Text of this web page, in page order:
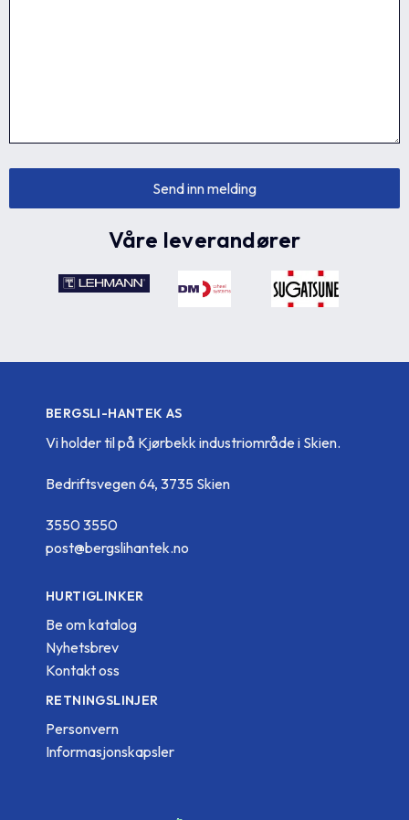
Våre leverandører
BERGSLI-HANTEK AS
Vi holder til på Kjørbekk industriområde i Skien.
Bedriftsvegen 64, 3735 Skien
3550 3550
post@bergslihantek.no
HURTIGLINKER
Be om katalog
Nyhetsbrev
Kontakt oss
RETNINGSLINJER
Personvern
Informasjonskapsler